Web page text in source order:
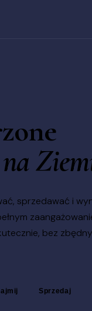
sprzedawać i
bez
Sprzedaj